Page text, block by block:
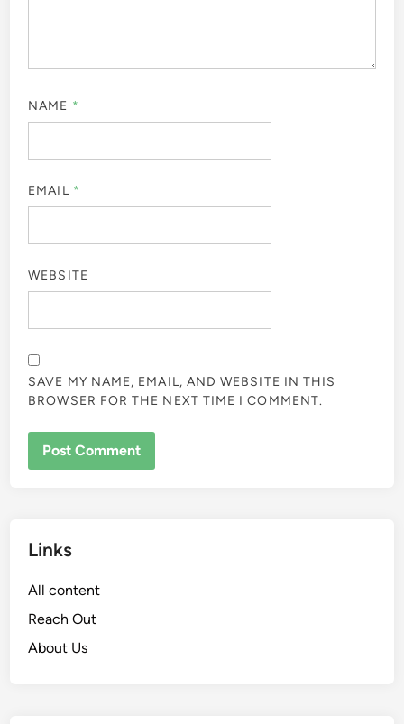
NAME *
EMAIL *
WEBSITE
SAVE MY NAME, EMAIL, AND WEBSITE IN THIS
BROWSER FOR THE NEXT TIME I COMMENT.
Links
All content
Reach Out
About Us